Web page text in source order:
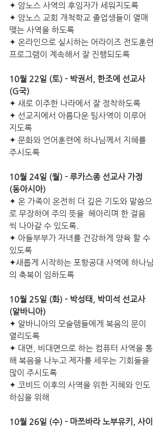
✦ 암노스 사역의 후임자가 세워지도록
✦ 암노스 교회 개척학교 졸업생들이 열매
맺는 사역을 하도록
✦ 온라인으로 실시하는 어라이즈 전도훈련
프로그램이 계속해서 잘 진행되도록
10월 22일 (토) - 박권서, 한조에 선교사
(G국)
✦ 새로 이주한 나라에서 잘 정착하도록
✦ 선교지에서 아름다운 팀사역이 이루어
지도록
✦ 문화와 언어훈련에 하나님께서 지혜를
주시도록
10월 24일 (월) - 루카스종 선교사 가정
(동아시아)
✦ 온 가족이 온전히 더 깊은 기도와 말씀으
로 무장하여 주의 뜻을  헤아리며 한 걸음
씩 나아갈 수 있도록.
✦ 아들부부가 자녀를 건강하게 양육 할 수
있도록
✦새롭게 시작하는 포항공대 사역에 하나님
의 축복이 임하도록
10월 25일 (화) - 박성태, 박미석 선교사
(알바니아)
✦ 알바니아의 모슬렘들에게 복음의 문이
열리도록
✦ 대면, 비대면으로 하는 컴퓨터 사역을 통
해 복음을 나누고 제자를 세우는 기회들을
많이 주시도록
✦ 코비드 이후의 사역을 위한 지혜와 인도
하심을 위해
10월 26일 (수) - 마쯔바라 노부유키, 사이